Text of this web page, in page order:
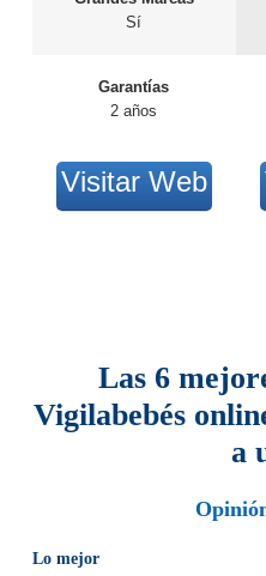
Sí
Garantías
2 años
Visitar Web
Las 6
Vigilabebés
a
Lo mejor